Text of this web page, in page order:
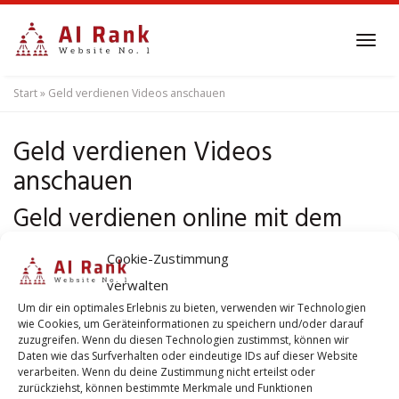
Cookie-Zustimmung
verwalten
Um dir ein optimales Erlebnis zu bieten, verwenden wir Technologien
wie Cookies, um Geräteinformationen zu speichern und/oder darauf
zuzugreifen. Wenn du diesen Technologien zustimmst, können wir
Daten wie das Surfverhalten oder eindeutige IDs auf dieser Website
verarbeiten. Wenn du deine Zustimmung nicht erteilst oder
zurückziehst, können bestimmte Merkmale und Funktionen
content
Start» Geld verdienen Videos anschauen
Geld verdienen Videos
anschauen
Geld verdienen online mit dem
anschauen von Videos.
dem Anschauen
und Liken von
Videos Geld zu
verdienen,